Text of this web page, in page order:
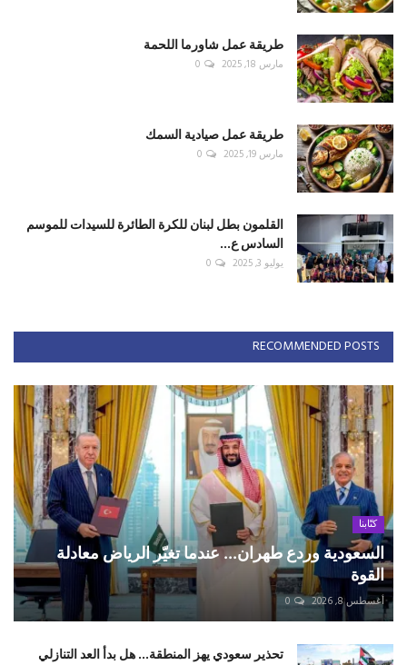
طريقة عمل شاورما اللحمة
مارس 18, 2025 0
طريقة عمل صيادية السمك
مارس 19, 2025 0
القلمون بطل لبنان للكرة الطائرة للسيدات للموسم
السادس ع...
يوليو 3, 2025 0
RECOMMENDED POSTS
كتّابنا
السعودية وردع طهران... عندما تغيّر الرياض معادلة
القوة
أغسطس 8, 2026 0
تحذير سعودي يهز المنطقة... هل بدأ العد التنازلي